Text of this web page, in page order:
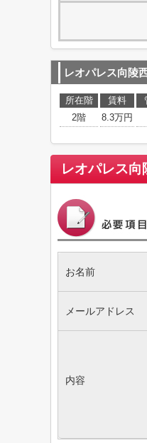
レオパレス向陵
所在階 賃料
2階
8.3万円
レオパレス向
お名前
メールアドレス
内容